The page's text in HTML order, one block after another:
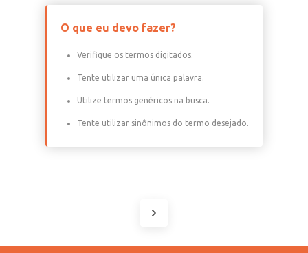
O que eu devo fazer?
Verifique os termos digitados.
Tente utilizar uma única palavra.
Utilize termos genéricos na busca.
Tente utilizar sinônimos do termo desejado.